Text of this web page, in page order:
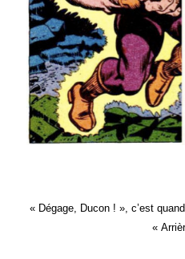
« Dégage, Ducon ! », c’est
«